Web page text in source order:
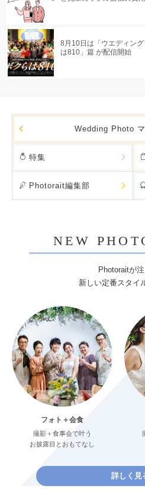
8月10日は「ウエディン
は810」篇 が配信開始
Wedding Photo
特集
Photorait編集部
NEW
Photoraitが
新しい定番スタイ
フォト＋会食
撮影＋食事会で叶う
お披露目とおもてなし
詳しく見